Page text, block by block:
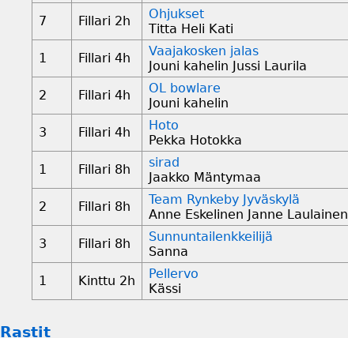
7 Fillari 2h
Ohjukset
Titta Heli Kati
1 Fillari 4h
Vaajakosken jalas
Jouni kahelin Jussi Laurila
2 Fillari 4h
OL bowlare
Jouni kahelin
3 Fillari 4h
Hoto
Pekka Hotokka
1 Fillari 8h
sirad
Jaakko Mäntymaa
2 Fillari 8h
Team Rynkeby Jyväskylä
Anne Eskelinen Janne Laulainen
3 Fillari 8h
Sunnuntailenkkeilijä
Sanna
1 Kinttu 2h
Pellervo
Kässi
Rastit